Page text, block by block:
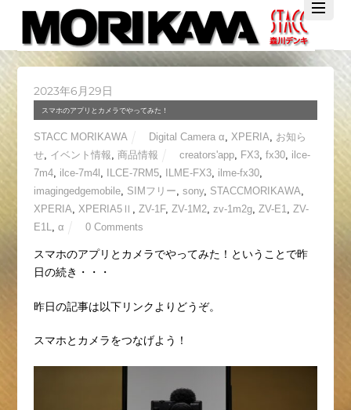
TwitterFacebook
YouTube
2023年6月29日
スマホのアプリとカメラでやってみた！
STACC MORIKAWA Digital Camera α XPERIA
お知ら
せ, イベント情報 商品情報 creators'app, FX3, fx30, ilce-
7m4, ilce-7m4l ILCE-7RM5, ILME-FX3, ilme-fx30,
imagingedgemobile, SIMフリー sony, STACCMORIKAWA
XPERIA
XPERIA5Ⅱ ZV-1F, ZV-1M2, zv-1m2g, ZV-E1
ZV-
E1L
α 0 Comments
スマホのアプリとカメラでやってみた！ということで昨
日の続き・・・
昨日の記事は以下リンクよりどうぞ。
スマホとカメラをつなげよう！